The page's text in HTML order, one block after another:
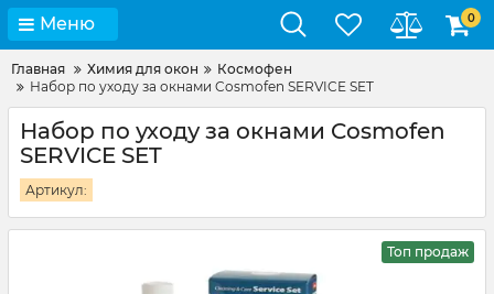
Меню 0
Главная Химия для окон
Космофен
Набор по уходу за окнами Cosmofen SERVICE SET
Набор по уходу за окнами Cosmofen
SERVICE SET
Артикул:
Топ продаж